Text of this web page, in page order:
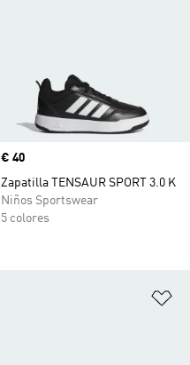
Precio
€ 40
Zapatilla TENSAUR SPORT 3.0 K
Niños Sportswear
5 colores